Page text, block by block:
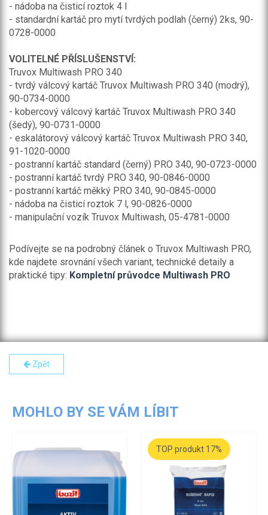
- nádoba na čisticí roztok 4 l
- standardní kartáč pro mytí tvrdých podlah (černý) 2ks, 90-
0728-0000
VOLITELNÉ PŘÍSLUŠENSTVÍ:
Truvox Multiwash PRO 340
- tvrdý válcový kartáč Truvox Multiwash PRO 340 (modrý),
90-0734-0000
- kobercový válcový kartáč Truvox Multiwash PRO 340
(šedý), 90-0731-0000
- eskalátorový válcový kartáč Truvox Multiwash PRO 340,
91-1020-0000
- postranní kartáč standard (černý) PRO 340, 90-0723-0000
- postranní kartáč tvrdý PRO 340, 90-0846-0000
- postranní kartáč měkký PRO 340, 90-0845-0000
- nádoba na čisticí roztok 7 l, 90-0826-0000
- manipulační vozík Truvox Multiwash, 05-4781-0000
Podívejte se na podrobný článek o Truvox Multiwash PRO,
kde najdete srovnání všech variant, technické detaily a
praktické tipy: Kompletní průvodce Multiwash PRO
Zpět
MOHLO BY SE VÁM LÍBIT
TOP produkt 17%